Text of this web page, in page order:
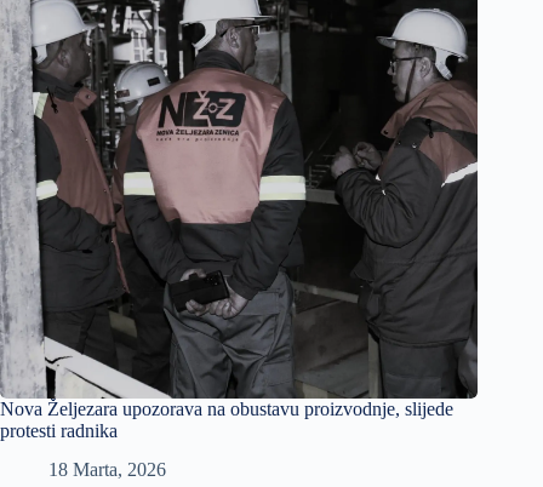
Nova Željezara upozorava na obustavu proizvodnje, slijede
protesti radnika
18 Marta, 2026